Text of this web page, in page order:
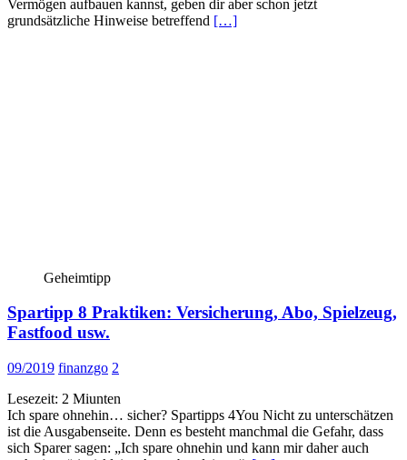
Vermögen aufbauen kannst, geben dir aber schon jetzt
grundsätzliche Hinweise betreffend […]
Geheimtipp
Spartipp 8 Praktiken: Versicherung, Abo, Spielzeug,
Fastfood usw.
09/2019 finanzgo 2
Lesezeit: 2 Miunten
Ich spare ohnehin… sicher? Spartipps 4You Nicht zu unterschätzen
ist die Ausgabenseite. Denn es besteht manchmal die Gefahr, dass
sich Sparer sagen: „Ich spare ohnehin und kann mir daher auch